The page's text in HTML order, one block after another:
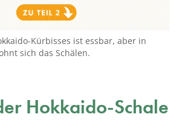
Kürbisses ist essbar, aber in
sich das Schälen.
Hokkaido-Schale